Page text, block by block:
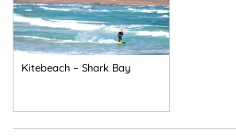
Kitebeach – Shark Bay